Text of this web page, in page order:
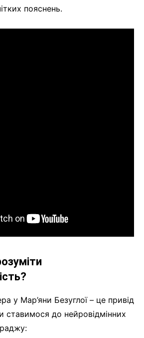
пояснень.
у Мар’яни Безуглої – це привід
ставимося до нейровідмінних